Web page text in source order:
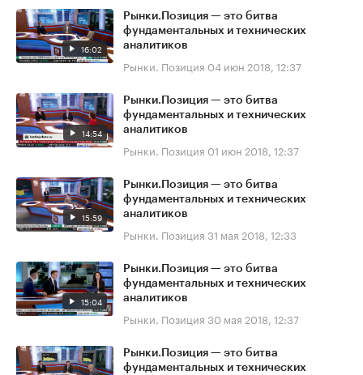
16:02
Рынки.Позиция — это битва
фундаментальных и технических
аналитиков
Рынки. Позиция 04 июн 2018, 12:37
14:54
Рынки.Позиция — это битва
фундаментальных и технических
аналитиков
Рынки. Позиция 01 июн 2018, 12:37
15:59
Рынки.Позиция — это битва
фундаментальных и технических
аналитиков
Рынки. Позиция 31 мая 2018, 12:33
15:04
Рынки.Позиция — это битва
фундаментальных и технических
аналитиков
Рынки. Позиция 30 мая 2018, 12:37
Рынки.Позиция — это битва
фундаментальных и технических